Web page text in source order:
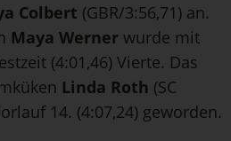
Colbert (GBR/3:56,71) an.
Maya Werner wurde mit
(4:01,46) Vierte. Das
Linda Roth (SC
14. (4:07,24) geworden.